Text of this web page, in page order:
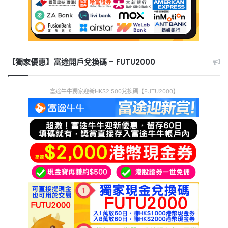
【獨家優惠】富途開戶兌換碼 – FUTU2000
富途牛牛獨家迎新HK$2,500兌換碼【FUTU2000】